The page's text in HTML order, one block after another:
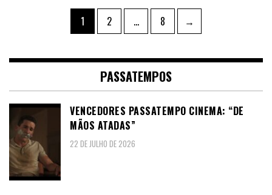
conteúdos
Page
1 Page
2 … Page
8 →
PASSATEMPOS
VENCEDORES PASSATEMPO CINEMA: “DE
MÃOS ATADAS”
22 DE JULHO DE 2026